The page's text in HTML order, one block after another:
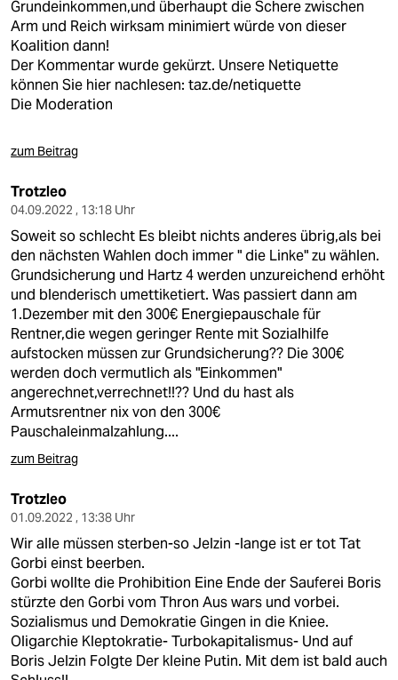
Grundeinkommen,und überhaupt die Schere zwischen
Arm und Reich wirksam minimiert würde von dieser
Koalition dann!
Der Kommentar wurde gekürzt. Unsere Netiquette
können Sie hier nachlesen: taz.de/netiquette
Die Moderation
zum Beitrag
Trotzleo
04.09.2022 , 13:18 Uhr
Soweit so schlecht Es bleibt nichts anderes übrig,als bei
den nächsten Wahlen doch immer " die Linke" zu wählen.
Grundsicherung und Hartz 4 werden unzureichend erhöht
und blenderisch umettiketiert. Was passiert dann am
1.Dezember mit den 300€ Energiepauschale für
Rentner,die wegen geringer Rente mit Sozialhilfe
aufstocken müssen zur Grundsicherung?? Die 300€
werden doch vermutlich als "Einkommen"
angerechnet,verrechnet!!?? Und du hast als
Armutsrentner nix von den 300€
Pauschaleinmalzahlung....
zum Beitrag
Trotzleo
01.09.2022 , 13:38 Uhr
Wir alle müssen sterben-so Jelzin -lange ist er tot Tat
Gorbi einst beerben.
Gorbi wollte die Prohibition Eine Ende der Sauferei Boris
stürzte den Gorbi vom Thron Aus wars und vorbei.
Sozialismus und Demokratie Gingen in die Kniee.
Oligarchie Kleptokratie- Turbokapitalismus- Und auf
Boris Jelzin Folgte Der kleine Putin. Mit dem ist bald auch